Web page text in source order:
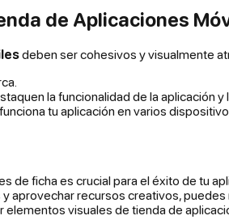
de Aplicaciones
deben ser cohesivos y visualmente
la funcionalidad de la aplicación y
tu aplicación en varios
de ficha es crucial para el éxito de tu
aprovechar recursos creativos,
elementos visuales de tienda de